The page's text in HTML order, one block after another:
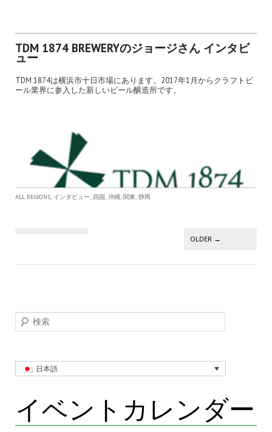
TDM 1874 BREWERYのジョージさん インタビ
ュー
TDM 1874は横浜市十日市場にあります。2017年1月からクラフトビ
ール業界に参入した新しいビール醸造所です。
ALL REGIONS インタビュー 四国 沖縄 関東 静岡
OLDER →
検索
日本語
イベントカレンダー